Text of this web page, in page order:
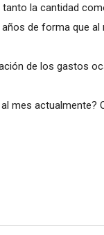
la cantidad
de forma que
de los gastos
mes actualmente?